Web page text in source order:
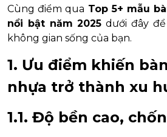
Cùng điểm qua Top 5+ mẫu
nổi bật năm 2025 dưới đây
không gian sống của bạn.
1. Ưu điểm khiến
nhựa trở thành xu
1.1. Độ bền cao,